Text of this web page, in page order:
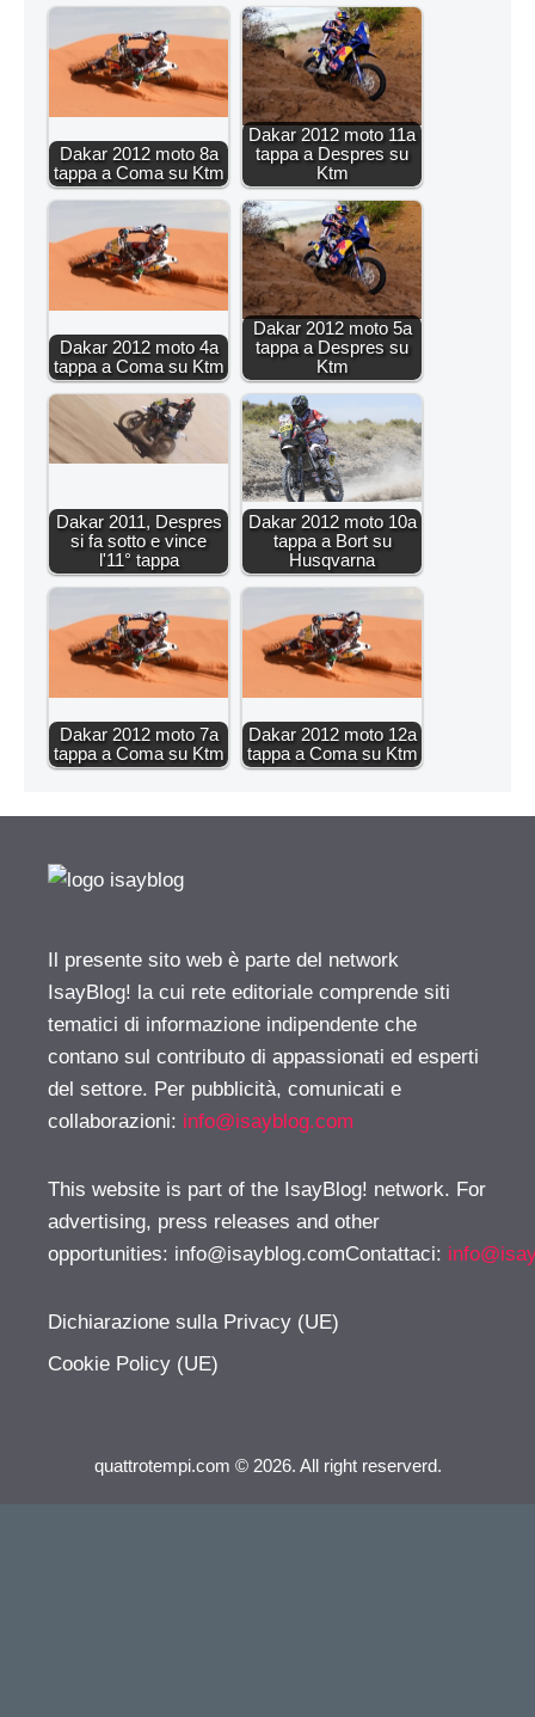
Dakar 2012 moto 8a
tappa a Coma su Ktm
Dakar 2012 moto 11a
tappa a Despres su
Ktm
Dakar 2012 moto 4a
tappa a Coma su Ktm
Dakar 2012 moto 5a
tappa a Despres su
Ktm
Dakar 2011, Despres
si fa sotto e vince
l'11° tappa
Dakar 2012 moto 10a
tappa a Bort su
Husqvarna
Dakar 2012 moto 7a
tappa a Coma su Ktm
Dakar 2012 moto 12a
tappa a Coma su Ktm
Il presente sito web è parte del network
IsayBlog! la cui rete editoriale comprende siti
tematici di informazione indipendente che
contano sul contributo di appassionati ed esperti
del settore. Per pubblicità, comunicati e
collaborazioni: info@isayblog.com
This website is part of the IsayBlog! network. For
advertising, press releases and other
opportunities: info@isayblog.comContattaci:
Dichiarazione sulla Privacy (UE)
Cookie Policy (UE)
quattrotempi.com © 2026. All right reserverd.